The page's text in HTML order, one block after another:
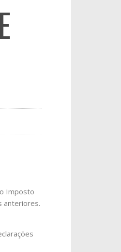
Imposto
anteriores.